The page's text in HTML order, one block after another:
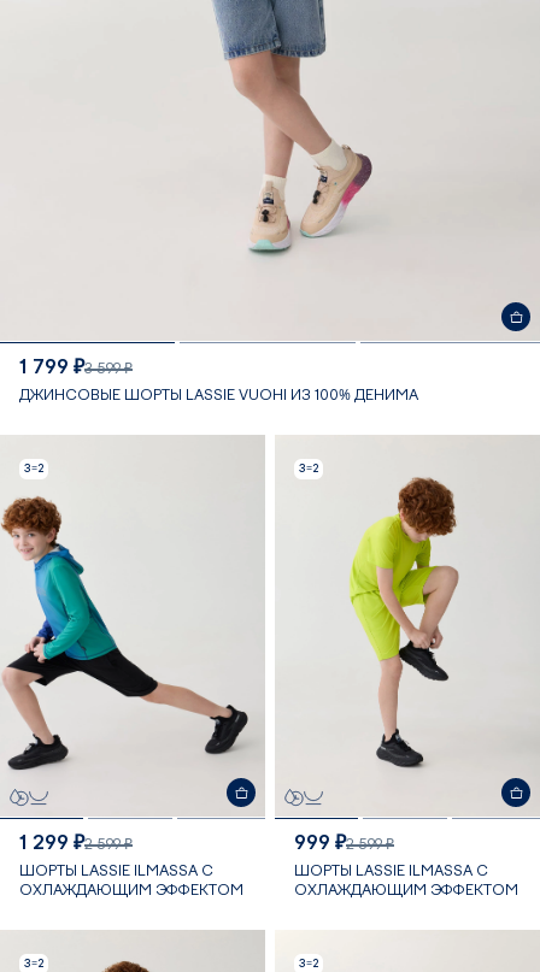
1 799 ₽3 599 ₽
ДЖИНСОВЫЕ ШОРТЫ LASSIE VUOHI ИЗ 100% ДЕНИМА
3=2
1 299 ₽2 599 ₽
ШОРТЫ LASSIE ILMASSA С
ОХЛАЖДАЮЩИМ ЭФФЕКТОМ
3=2
999 ₽2 599 ₽
ШОРТЫ LASSIE ILMASSA С
ОХЛАЖДАЮЩИМ ЭФФЕКТОМ
3=2 3=2